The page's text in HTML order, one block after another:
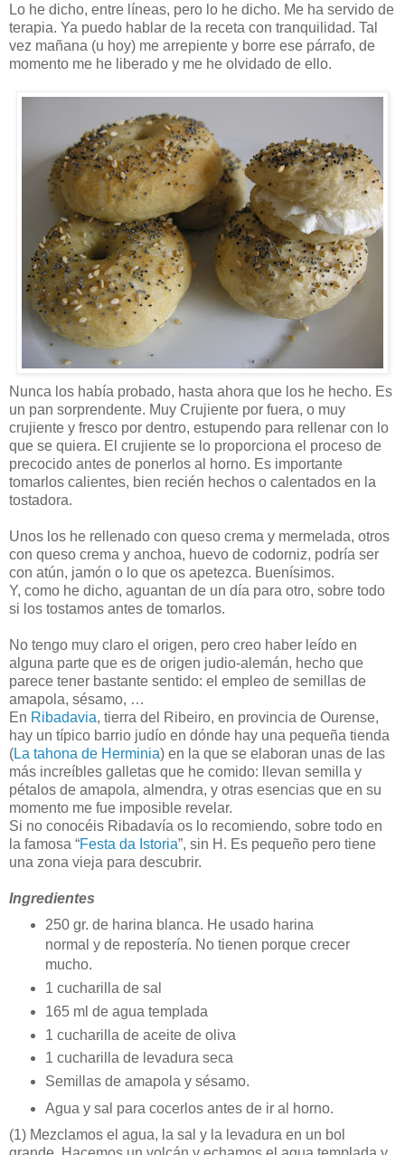
Lo he dicho, entre líneas, pero lo he dicho. Me ha servido de
terapia. Ya puedo hablar de la receta con tranquilidad. Tal
vez mañana (u hoy) me arrepiente y borre ese párrafo, de
momento me he liberado y me he olvidado de ello.
Nunca los había probado, hasta ahora que los he hecho. Es
un pan sorprendente. Muy Crujiente por fuera, o muy
crujiente y fresco por dentro, estupendo para rellenar con lo
que se quiera. El crujiente se lo proporciona el proceso de
precocido antes de ponerlos al horno. Es importante
tomarlos calientes, bien recién hechos o calentados en la
tostadora.
Unos los he rellenado con queso crema y mermelada, otros
con queso crema y anchoa, huevo de codorniz, podría ser
con atún, jamón o lo que os apetezca. Buenísimos.
Y, como he dicho, aguantan de un día para otro, sobre todo
si los tostamos antes de tomarlos.
No tengo muy claro el origen, pero creo haber leído en
alguna parte que es de origen judio-alemán, hecho que
parece tener bastante sentido: el empleo de semillas de
amapola, sésamo, …
En Ribadavia, tierra del Ribeiro, en provincia de Ourense,
hay un típico barrio judío en dónde hay una pequeña tienda
(La tahona de Herminia) en la que se elaboran unas de las
más increíbles galletas que he comido: llevan semilla y
pétalos de amapola, almendra, y otras esencias que en su
momento me fue imposible revelar.
Si no conocéis Ribadavía os lo recomiendo, sobre todo en
la famosa “Festa da Istoria”, sin H. Es pequeño pero tiene
una zona vieja para descubrir.
Ingredientes
250 gr. de harina blanca. He usado harina
normal y de repostería. No tienen porque crecer
mucho.
1 cucharilla de sal
165 ml de agua templada
1 cucharilla de aceite de oliva
1 cucharilla de levadura seca
Semillas de amapola y sésamo.
Agua y sal para cocerlos antes de ir al horno.
(1) Mezclamos el agua, la sal y la levadura en un bol